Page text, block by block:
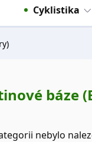
Cyklistika
báze
nebylo